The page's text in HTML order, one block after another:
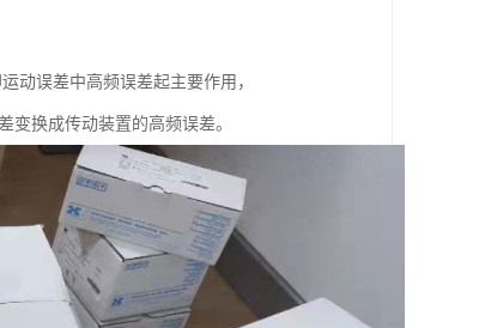
动误差中高频误差起主要作用，
变换成传动装置的高频误差。